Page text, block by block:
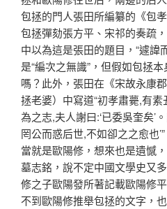
包拯的門人張田所編纂的《包
包拯彈劾張方平、宋祁的奏疏
中以為這是張田的題目，“遽諱
是“編次之無識”，但假如包拯
嗎？此外，張田在《宋故永康
拯老婆）中寫道“初孝肅薨,有
為之志,夫人謝曰:‘已委吳奎矣’
罔公而惑后世,不如卻之之愈也
當就是歐陽修，想來也是遺憾
墓志銘，說不定中國文學史又
修之子歐陽發所著記載歐陽修
不到歐陽修推舉包拯的文字，